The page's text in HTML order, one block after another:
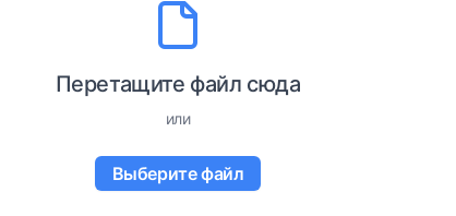
Перетащите файл сюда
или
Выберите файл